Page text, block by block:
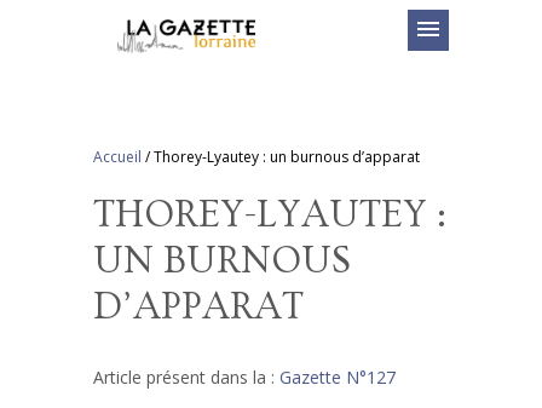
menu
Accueil /Thorey-Lyautey : un burnous d’apparat
THOREY-LYAUTEY :
UN BURNOUS
D’APPARAT
Article présent dans la : Gazette N°127